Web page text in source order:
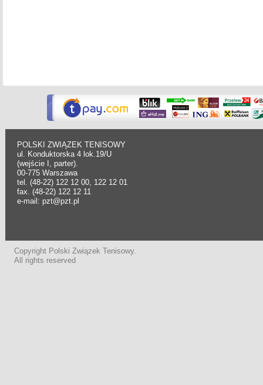
POLSKI ZWIĄZEK TENISOWY
ul. Konduktorska 4 lok.19/U
(wejście I, parter).
00-775 Warszawa
tel. (48-22) 122 12 00, 122 12 01
fax. (48-22) 122 12 11
e-mail: pzt@pzt.pl
Copyright Polski Związek Tenisowy.
All rights reserved